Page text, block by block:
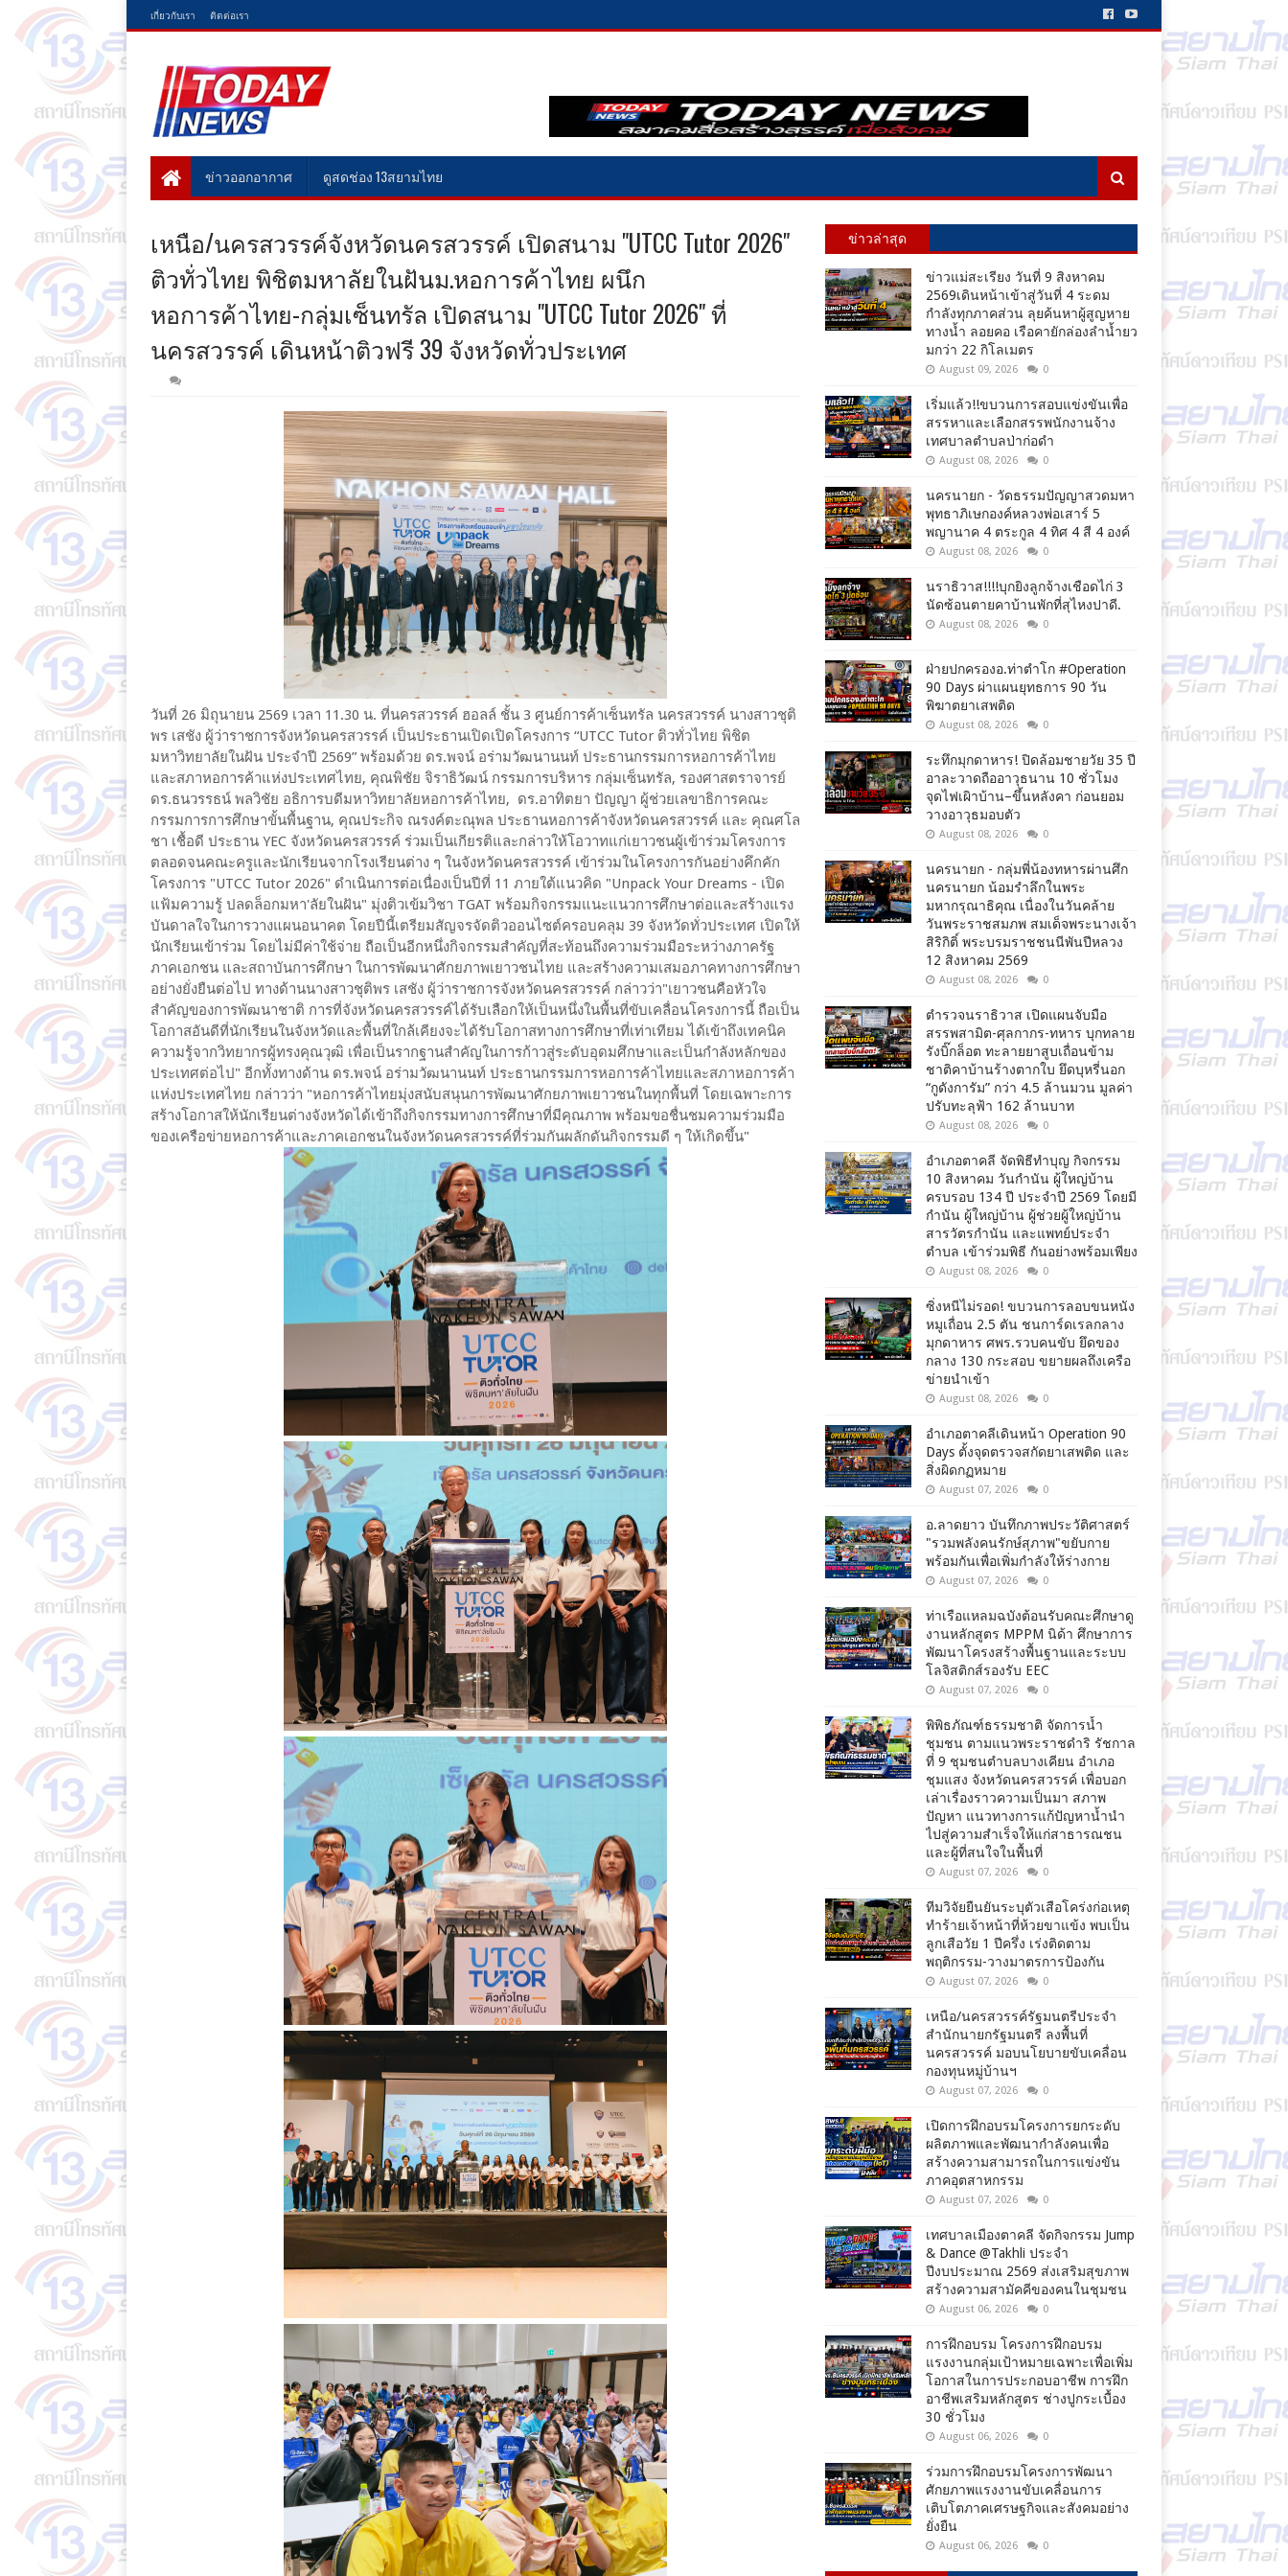
เกี่ยวกับเรา ติดต่อเรา
ข่าวออกอากาศ ดูสดช่อง 13สยามไทย
เหนือ/นครสวรรค์จังหวัดนครสวรรค์ เปิดสนาม "UTCC Tutor 2026"
ติวทั่วไทย พิชิตมหาลัยในฝันม.หอการค้าไทย ผนึก
หอการค้าไทย-กลุ่มเซ็นทรัล เปิดสนาม "UTCC Tutor 2026" ที่
นครสวรรค์ เดินหน้าติวฟรี 39 จังหวัดทั่วประเทศ
วันที่ 26 มิถุนายน 2569 เวลา 11.30 น. ที่นครสวรรค์ ฮอลล์ ชั้น 3 ศูนย์การค้าเซ็นทรัล นครสวรรค์ นางสาวชุติ
พร เสชัง ผู้ว่าราชการจังหวัดนครสวรรค์ เป็นประธานเปิดเปิดโครงการ “UTCC Tutor ติวทั่วไทย พิชิต
มหาวิทยาลัยในฝัน ประจำปี 2569” พร้อมด้วย ดร.พจน์ อร่ามวัฒนานนท์ ประธานกรรมการหอการค้าไทย
และสภาหอการค้าแห่งประเทศไทย, คุณพิชัย จิราธิวัฒน์ กรรมการบริหาร กลุ่มเซ็นทรัล, รองศาสตราจารย์
ดร.ธนวรรธน์ พลวิชัย อธิการบดีมหาวิทยาลัยหอการค้าไทย, ดร.อาทิตยา ปัญญา ผู้ช่วยเลขาธิการคณะ
กรรมการการศึกษาขั้นพื้นฐาน, คุณประกิจ ณรงค์ตะณุพล ประธานหอการค้าจังหวัดนครสวรรค์ และ คุณศโล
ชา เชื้อดี ประธาน YEC จังหวัดนครสวรรค์ ร่วมเป็นเกียรติและกล่าวให้โอวาทแก่เยาวชนผู้เข้าร่วมโครงการ
ตลอดจนคณะครูและนักเรียนจากโรงเรียนต่าง ๆ ในจังหวัดนครสวรรค์ เข้าร่วมในโครงการกันอย่างคึกคัก
โครงการ "UTCC Tutor 2026" ดำเนินการต่อเนื่องเป็นปีที่ 11 ภายใต้แนวคิด "Unpack Your Dreams - เปิด
แฟ้มความรู้ ปลดล็อกมหา'ลัยในฝัน" มุ่งติวเข้มวิชา TGAT พร้อมกิจกรรมแนะแนวการศึกษาต่อและสร้างแรง
บันดาลใจในการวางแผนอนาคต โดยปีนี้เตรียมสัญจรจัดติวออนไซต์ครอบคลุม 39 จังหวัดทั่วประเทศ เปิดให้
นักเรียนเข้าร่วม โดยไม่มีค่าใช้จ่าย ถือเป็นอีกหนึ่งกิจกรรมสำคัญที่สะท้อนถึงความร่วมมือระหว่างภาครัฐ
ภาคเอกชน และสถาบันการศึกษา ในการพัฒนาศักยภาพเยาวชนไทย และสร้างความเสมอภาคทางการศึกษา
อย่างยั่งยืนต่อไป ทางด้านนางสาวชุติพร เสชัง ผู้ว่าราชการจังหวัดนครสวรรค์ กล่าวว่า"เยาวชนคือหัวใจ
สำคัญของการพัฒนาชาติ การที่จังหวัดนครสวรรค์ได้รับเลือกให้เป็นหนึ่งในพื้นที่ขับเคลื่อนโครงการนี้ ถือเป็น
โอกาสอันดีที่นักเรียนในจังหวัดและพื้นที่ใกล้เคียงจะได้รับโอกาสทางการศึกษาที่เท่าเทียม ได้เข้าถึงเทคนิค
ความรู้จากวิทยากรผู้ทรงคุณวุฒิ เพื่อเป็นรากฐานสำคัญในการก้าวสู่ระดับอุดมศึกษาและเป็นกำลังหลักของ
ประเทศต่อไป" อีกทั้งทางด้าน ดร.พจน์ อร่ามวัฒนานนท์ ประธานกรรมการหอการค้าไทยและสภาหอการค้า
แห่งประเทศไทย กล่าวว่า "หอการค้าไทยมุ่งสนับสนุนการพัฒนาศักยภาพเยาวชนในทุกพื้นที่ โดยเฉพาะการ
สร้างโอกาสให้นักเรียนต่างจังหวัดได้เข้าถึงกิจกรรมทางการศึกษาที่มีคุณภาพ พร้อมขอชื่นชมความร่วมมือ
ของเครือข่ายหอการค้าและภาคเอกชนในจังหวัดนครสวรรค์ที่ร่วมกันผลักดันกิจกรรมดี ๆ ให้เกิดขึ้น"
ข่าวล่าสุด
ข่าวแม่สะเรียง วันที่ 9 สิงหาคม
2569เดินหน้าเข้าสู่วันที่ 4 ระดม
กำลังทุกภาคส่วน ลุยค้นหาผู้สูญหาย
ทางน้ำ ลอยคอ เรือคายักล่องลำน้ำยว
มกว่า 22 กิโลเมตร
August 09, 2026 0
เริ่มแล้ว!!ขบวนการสอบแข่งขันเพื่อ
สรรหาและเลือกสรรพนักงานจ้าง
เทศบาลตำบลป่าก่อดำ
August 08, 2026 0
นครนายก - วัดธรรมปัญญาสวดมหา
พุทธาภิเษกองค์หลวงพ่อเสาร์ 5
พญานาค 4 ตระกูล 4 ทิศ 4 สี 4 องค์
August 08, 2026 0
นราธิวาส!!!!บุกยิงลูกจ้างเชือดไก่ 3
นัดซ้อนตายคาบ้านพักที่สุไหงปาดี.
August 08, 2026 0
ฝ่ายปกครองอ.ท่าตำโก #Operation
90 Days ผ่าแผนยุทธการ 90 วัน
พิฆาตยาเสพติด
August 08, 2026 0
ระทึกมุกดาหาร! ปิดล้อมชายวัย 35 ปี
อาละวาดถืออาวุธนาน 10 ชั่วโมง
จุดไฟเผิาบ้าน–ขึ้นหลังคา ก่อนยอม
วางอาวุธมอบตัว
August 08, 2026 0
นครนายก - กลุ่มพี่น้องทหารผ่านศึก
นครนายก น้อมรำลึกในพระ
มหากรุณาธิคุณ เนื่องในวันคล้าย
วันพระราชสมภพ สมเด็จพระนางเจ้า
สิริกิติ์ พระบรมราชชนนีพันปีหลวง
12 สิงหาคม 2569
August 08, 2026 0
ตำรวจนราธิวาส เปิดแผนจับมือ
สรรพสามิต-ศุลกากร-ทหาร บุกทลาย
รังบิ๊กล็อต ทะลายยาสูบเถื่อนข้าม
ชาติคาบ้านร้างตากใบ ยึดบุหรี่นอก
“กูดังการัม” กว่า 4.5 ล้านมวน มูลค่า
ปรับทะลุฟ้า 162 ล้านบาท
August 08, 2026 0
อำเภอตาคลี จัดพิธีทำบุญ กิจกรรม
10 สิงหาคม วันกำนัน ผู้ใหญ่บ้าน
ครบรอบ 134 ปี ประจำปี 2569 โดยมี
กำนัน ผู้ใหญ่บ้าน ผู้ช่วยผู้ใหญ่บ้าน
สารวัตรกำนัน และแพทย์ประจำ
ตำบล เข้าร่วมพิธี กันอย่างพร้อมเพียง
August 08, 2026 0
ซิ่งหนีไม่รอด! ขบวนการลอบขนหนัง
หมูเถื่อน 2.5 ตัน ชนการ์ดเรลกลาง
มุกดาหาร ศพร.รวบคนขับ ยึดของ
กลาง 130 กระสอบ ขยายผลถึงเครือ
ข่ายนำเข้า
August 08, 2026 0
อำเภอตาคลีเดินหน้า Operation 90
Days ตั้งจุดตรวจสกัดยาเสพติด และ
สิ่งผิดกฏหมาย
August 07, 2026 0
อ.ลาดยาว บันทึกภาพประวัติศาสตร์
"รวมพลังคนรักษ์สุภาพ"ขยับกาย
พร้อมกันเพื่อเพิ่มกำลังให้ร่างกาย
August 07, 2026 0
ท่าเรือแหลมฉบังต้อนรับคณะศึกษาดู
งานหลักสูตร MPPM นิด้า ศึกษาการ
พัฒนาโครงสร้างพื้นฐานและระบบ
โลจิสติกส์รองรับ EEC
August 07, 2026 0
พิพิธภัณฑ์ธรรมชาติ จัดการน้ำ
ชุมชน ตามแนวพระราชดำริ รัชกาล
ที่ 9 ชุมชนตำบลบางเคียน อำเภอ
ชุมแสง จังหวัดนครสวรรค์ เพื่อบอก
เล่าเรื่องราวความเป็นมา สภาพ
ปัญหา แนวทางการแก้ปัญหาน้ำนำ
ไปสู่ความสำเร็จให้แก่สาธารณชน
และผู้ที่สนใจในพื้นที่
August 07, 2026 0
ทีมวิจัยยืนยันระบุตัวเสือโคร่งก่อเหตุ
ทำร้ายเจ้าหน้าที่ห้วยขาแข้ง พบเป็น
ลูกเสือวัย 1 ปีครึ่ง เร่งติดตาม
พฤติกรรม-วางมาตรการป้องกัน
August 07, 2026 0
เหนือ/นครสวรรค์รัฐมนตรีประจำ
สำนักนายกรัฐมนตรี ลงพื้นที่
นครสวรรค์ มอบนโยบายขับเคลื่อน
กองทุนหมู่บ้านฯ
August 07, 2026 0
เปิดการฝึกอบรมโครงการยกระดับ
ผลิตภาพและพัฒนากำลังคนเพื่อ
สร้างความสามารถในการแข่งขัน
ภาคอุตสาหกรรม
August 07, 2026 0
เทศบาลเมืองตาคลี จัดกิจกรรม Jump
& Dance @Takhli ประจำ
ปีงบประมาณ 2569 ส่งเสริมสุขภาพ
สร้างความสามัคคีของคนในชุมชน
August 06, 2026 0
การฝึกอบรม โครงการฝึกอบรม
แรงงานกลุ่มเป้าหมายเฉพาะเพื่อเพิ่ม
โอกาสในการประกอบอาชีพ การฝึก
อาชีพเสริมหลักสูตร ช่างปูกระเบื้อง
30 ชั่วโมง
August 06, 2026 0
ร่วมการฝึกอบรมโครงการพัฒนา
ศักยภาพแรงงานขับเคลื่อนการ
เติบโตภาคเศรษฐกิจและสังคมอย่าง
ยั่งยืน
August 06, 2026 0